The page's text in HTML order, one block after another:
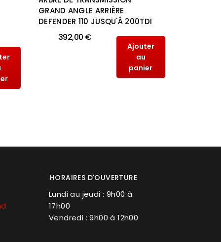
GRAND ANGLE ARRIÈRE
DEFENDER 110 JUSQU'À 200TDI
392,00 €
Ajouter
au
panier
HORAIRES D'OUVERTURE
Lundi au jeudi : 9h00 à
17h00
Vendredi : 9h00 à 12h00